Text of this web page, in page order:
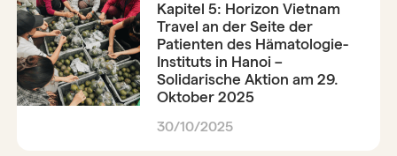
Kapitel 5: Horizon Vietnam
Travel an der Seite der
Patienten des Hämatologie-
Instituts in Hanoi –
Solidarische Aktion am 29.
Oktober 2025
30/10/2025